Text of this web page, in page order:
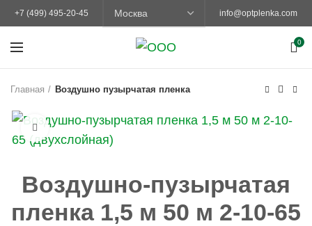
+7 (499) 495-20-45 info@optplenka.com
0
Главная Воздушно пузырчатая пленка
Увеличить
Воздушно-пузырчатая
пленка 1,5 м 50 м 2-10-65